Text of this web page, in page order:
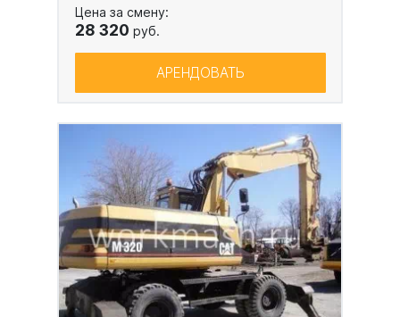
Цена за смену:
28 320 руб.
АРЕНДОВАТЬ